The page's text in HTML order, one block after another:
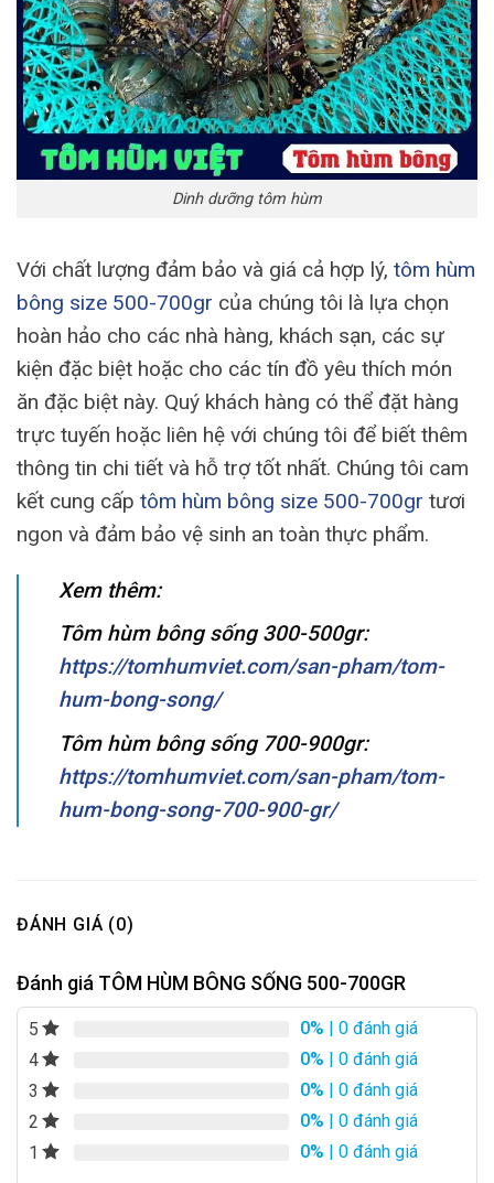
Dinh dưỡng tôm hùm
Với chất lượng đảm bảo và giá cả hợp lý, tôm hùm
bông size 500-700gr của chúng tôi là lựa chọn
hoàn hảo cho các nhà hàng, khách sạn, các sự
kiện đặc biệt hoặc cho các tín đồ yêu thích món
ăn đặc biệt này. Quý khách hàng có thể đặt hàng
trực tuyến hoặc liên hệ với chúng tôi để biết thêm
thông tin chi tiết và hỗ trợ tốt nhất. Chúng tôi cam
kết cung cấp tôm hùm bông size 500-700gr tươi
ngon và đảm bảo vệ sinh an toàn thực phẩm.
Xem thêm:
Tôm hùm bông sống 300-500gr:
https://tomhumviet.com/san-pham/tom-
hum-bong-song/
Tôm hùm bông sống 700-900gr:
https://tomhumviet.com/san-pham/tom-
hum-bong-song-700-900-gr/
ĐÁNH GIÁ (0)
Đánh giá TÔM HÙM BÔNG SỐNG 500-700GR
5 0% | 0 đánh giá
4
0% | 0 đánh giá
3
0% | 0 đánh giá
2
0% | 0 đánh giá
1
0% | 0 đánh giá